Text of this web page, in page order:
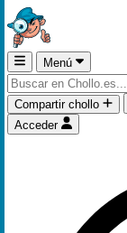
Menú
Compartir chollo
Acceder